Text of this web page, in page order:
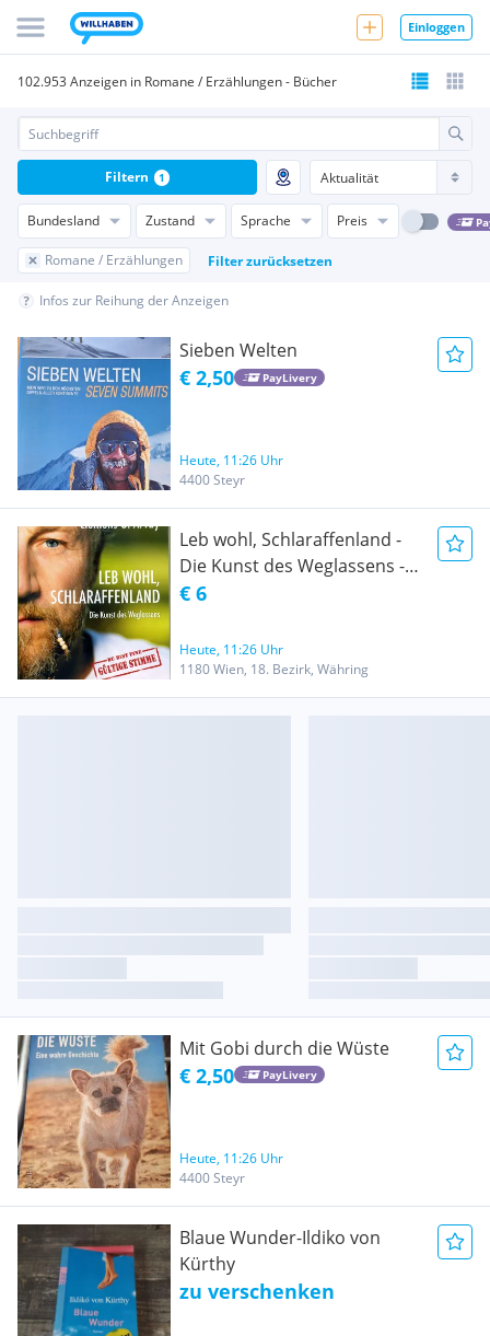
Einloggen
102.953 Anzeigen in Romane / Erzählungen - Bücher
Bundesland Zustand Sprache Preis
Romane / Erzählungen Filter zurücksetzen
Filtern 1
Infos zur Reihung der Anzeigen
Sieben Welten
€ 2,50 PayLivery
Heute, 11:26 Uhr
4400 Steyr
Leb wohl, Schlaraffenland -
Die Kunst des Weglassens -
Roland Düringer
€ 6
Heute, 11:26 Uhr
1180 Wien, 18. Bezirk, Währing
Mit Gobi durch die Wüste
€ 2,50 PayLivery
Heute, 11:26 Uhr
4400 Steyr
Blaue Wunder-Ildiko von
Kürthy
zu verschenken